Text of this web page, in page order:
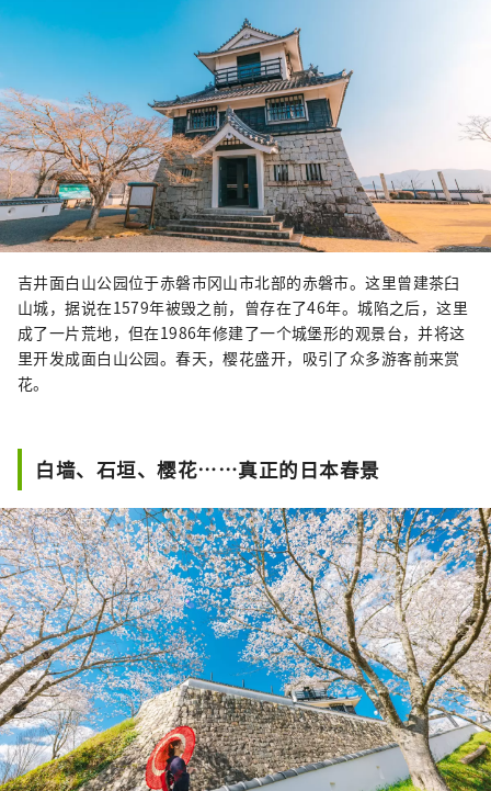
吉井面白山公园位于赤磐市冈山市北部的赤磐市。这里曾建茶臼
山城，据说在1579年被毁之前，曾存在了46年。城陷之后，这里
成了一片荒地，但在1986年修建了一个城堡形的观景台，并将这
里开发成面白山公园。春天，樱花盛开，吸引了众多游客前来赏
花。
白墙、石垣、樱花……真正的日本春景